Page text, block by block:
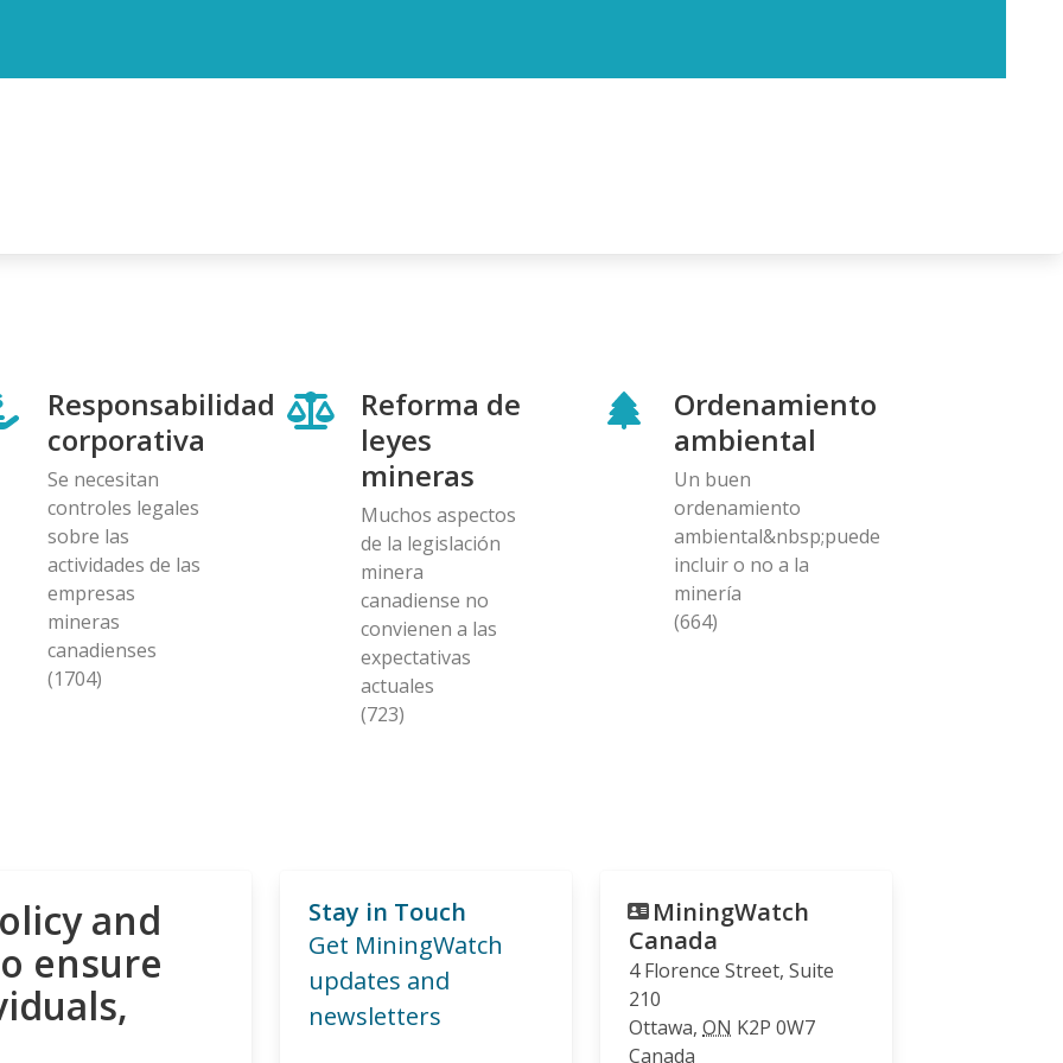
Responsabilidad
corporativa
Se necesitan
controles legales
sobre las
actividades de las
empresas
mineras
canadienses
(1704)
Reforma de
leyes
mineras
Muchos aspectos
de la legislación
minera
canadiense no
convienen a las
expectativas
actuales
(723)
Ordenamiento
ambiental
Un buen
ordenamiento
ambiental&nbsp;puede
incluir o no a la
minería
(664)
and
ensure
Stay in Touch
Get MiningWatch
updates and
newsletters
MiningWatch
Canada
4 Florence Street, Suite
210
Ottawa, ON K2P 0W7
Canada